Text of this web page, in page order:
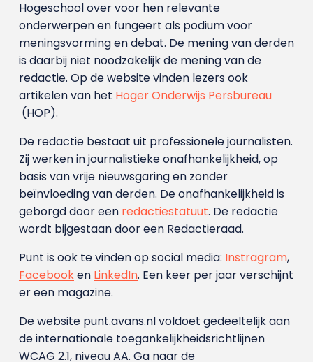
Hogeschool over voor hen relevante
onderwerpen en fungeert als podium voor
meningsvorming en debat. De mening van derden
is daarbij niet noodzakelijk de mening van de
redactie. Op de website vinden lezers ook
artikelen van het Hoger Onderwijs Persbureau
(HOP).
De redactie bestaat uit professionele journalisten.
Zij werken in journalistieke onafhankelijkheid, op
basis van vrije nieuwsgaring en zonder
beïnvloeding van derden. De onafhankelijkheid is
geborgd door een redactiestatuut. De redactie
wordt bijgestaan door een Redactieraad.
Punt is ook te vinden op social media: Instragram,
Facebooken LinkedIn. Een keer per jaar verschijnt
er een magazine.
De website punt.avans.nl voldoet gedeeltelijk aan
de internationale toegankelijkheidsrichtlijnen
WCAG 2.1, niveau AA. Ga naar de